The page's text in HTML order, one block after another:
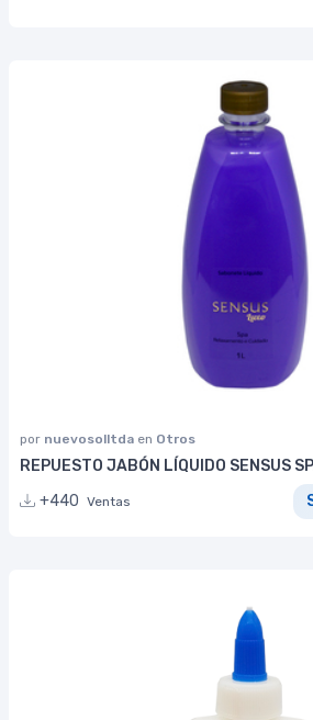
por nuevosolltda en Otros
REPUESTO JABÓN LÍQUIDO SENSUS
+440 Ventas